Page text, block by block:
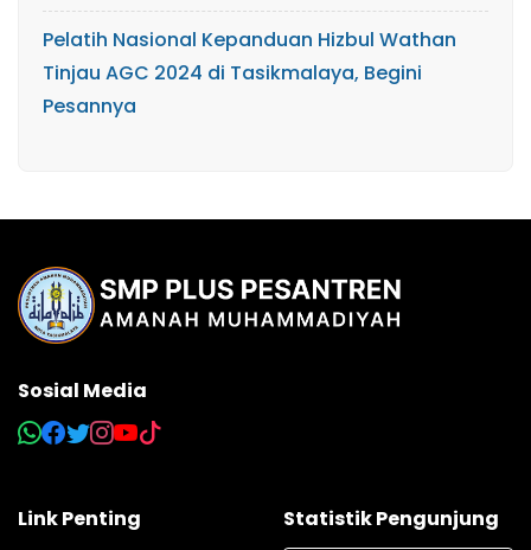
Pelatih Nasional Kepanduan Hizbul Wathan
Tinjau AGC 2024 di Tasikmalaya, Begini
Pesannya
Sosial Media
Link Penting Statistik Pengunjung